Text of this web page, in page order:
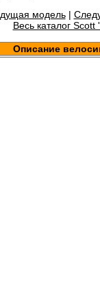
модель|
Весь каталог Scott
Описание